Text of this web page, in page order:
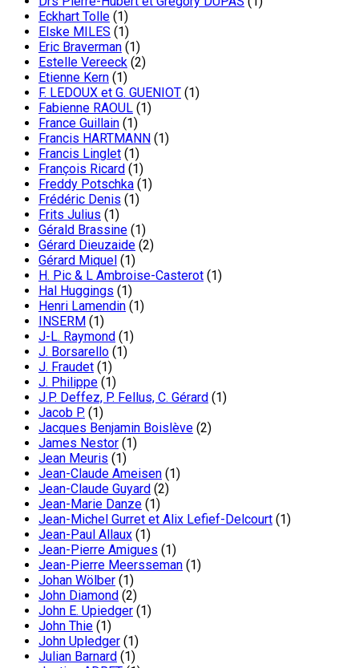
Eckhart Tolle (1)
Elske MILES (1)
Eric Braverman (1)
Estelle Vereeck (2)
Etienne Kern (1)
F. LEDOUX et G. GUENIOT (1)
Fabienne RAOUL (1)
France Guillain (1)
Francis HARTMANN (1)
Francis Linglet (1)
François Ricard (1)
Freddy Potschka (1)
Frédéric Denis (1)
Frits Julius (1)
Gérald Brassine (1)
Gérard Dieuzaide (2)
Gérard Miquel (1)
H. Pic & L Ambroise-Casterot (1)
Hal Huggings (1)
Henri Lamendin (1)
INSERM (1)
J-L. Raymond (1)
J. Borsarello (1)
J. Fraudet (1)
J. Philippe (1)
J.P. Deffez, P. Fellus, C. Gérard (1)
Jacob P. (1)
Jacques Benjamin Boislève (2)
James Nestor (1)
Jean Meuris (1)
Jean-Claude Ameisen (1)
Jean-Claude Guyard (2)
Jean-Marie Danze (1)
Jean-Michel Gurret et Alix Lefief-Delcourt (1)
Jean-Paul Allaux (1)
Jean-Pierre Amigues (1)
Jean-Pierre Meersseman (1)
Johan Wölber (1)
John Diamond (2)
John E. Upiedger (1)
John Thie (1)
John Upledger (1)
Julian Barnard (1)